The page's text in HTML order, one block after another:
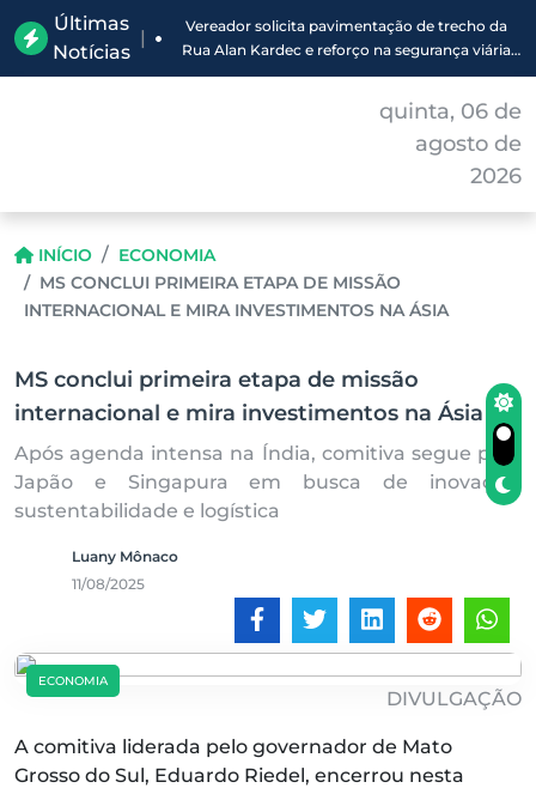
Últimas
Notícias
|
Vereador solicita pavimentação de trecho da
Rua Alan Kardec e reforço na segurança viária
em Corumbá
quinta, 06 de
agosto de
2026
INÍCIO
ECONOMIA
MS CONCLUI PRIMEIRA ETAPA DE MISSÃO
INTERNACIONAL E MIRA INVESTIMENTOS NA ÁSIA
MS conclui primeira etapa de missão
internacional e mira investimentos na Ásia
Após agenda intensa na Índia, comitiva segue para
Japão e Singapura em busca de inovação,
sustentabilidade e logística
Luany Mônaco
11/08/2025
ECONOMIA
DIVULGAÇÃO
A comitiva liderada pelo governador de Mato
Grosso do Sul, Eduardo Riedel, encerrou nesta